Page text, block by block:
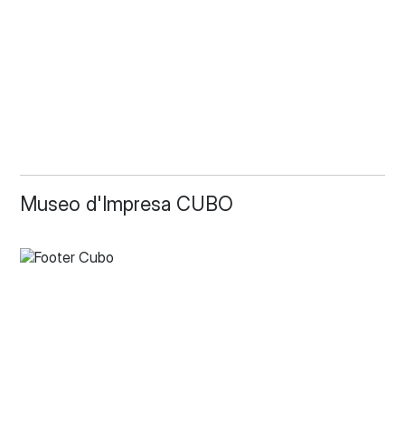
Museo d'Impresa CUBO